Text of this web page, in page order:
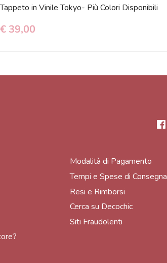
Tappeto in Vinile Tokyo- Più Colori Disponibili
€ 39,00
Modalità di Pagamento
Tempi e Spese di Consegna
Resi e Rimborsi
Cerca su Decochic
Siti Fraudolenti